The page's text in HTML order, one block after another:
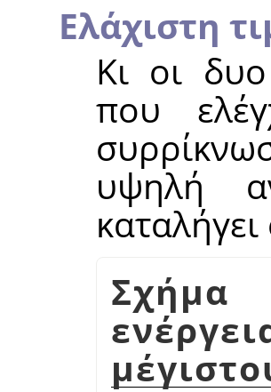
Ελάχιστη
Κι οι
που
υψηλή